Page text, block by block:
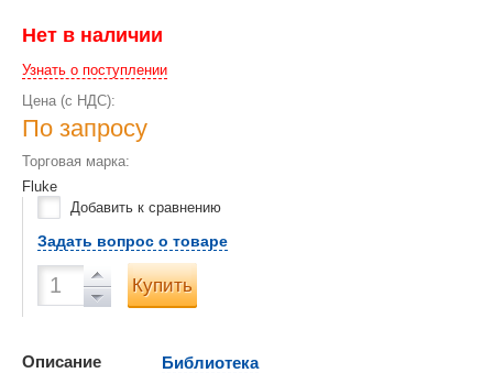
Нет в наличии
Узнать о поступлении
Цена (с НДС):
По запросу
Торговая марка:
Fluke
Добавить к сравнению
Задать вопрос о товаре
Купить
Описание Библиотека